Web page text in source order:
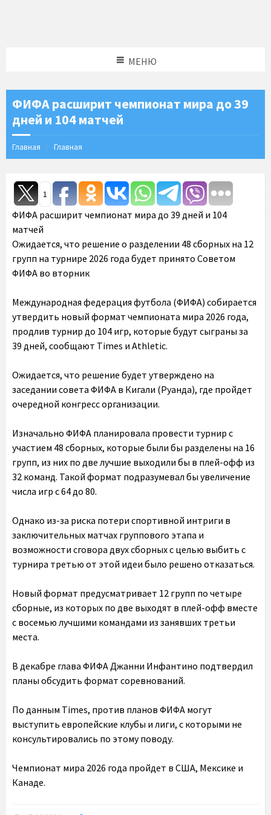
МЕНЮ
ФИФА расширит чемпионат мира до 39
дней и 104 матчей
Главная Главная
1
ФИФА расширит чемпионат мира до 39 дней и 104
матчей
Ожидается, что решение о разделении 48 сборных на 12
групп на турнире 2026 года будет принято Советом
ФИФА во вторник
Международная федерация футбола (ФИФА) собирается
утвердить новый формат чемпионата мира 2026 года,
продлив турнир до 104 игр, которые будут сыграны за
39 дней, сообщают Times и Athletic.
Ожидается, что решение будет утверждено на
заседании совета ФИФА в Кигали (Руанда), где пройдет
очередной конгресс организации.
Изначально ФИФА планировала провести турнир с
участием 48 сборных, которые были бы разделены на 16
групп, из них по две лучшие выходили бы в плей-офф из
32 команд. Такой формат подразумевал бы увеличение
числа игр с 64 до 80.
Однако из-за риска потери спортивной интриги в
заключительных матчах группового этапа и
возможности сговора двух сборных с целью выбить с
турнира третью от этой идеи было решено отказаться.
Новый формат предусматривает 12 групп по четыре
сборные, из которых по две выходят в плей-офф вместе
с восемью лучшими командами из занявших третьи
места.
В декабре глава ФИФА Джанни Инфантино подтвердил
планы обсудить формат соревнований.
По данным Times, против планов ФИФА могут
выступить европейские клубы и лиги, с которыми не
консультировались по этому поводу.
Чемпионат мира 2026 года пройдет в США, Мексике и
Канаде.